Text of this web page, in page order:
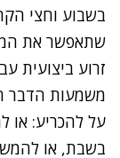
בשבוע וחצי
שתאפשר את
זרוע ביצועית
משמעות הדבר
על להכריע: או
בשבת, או